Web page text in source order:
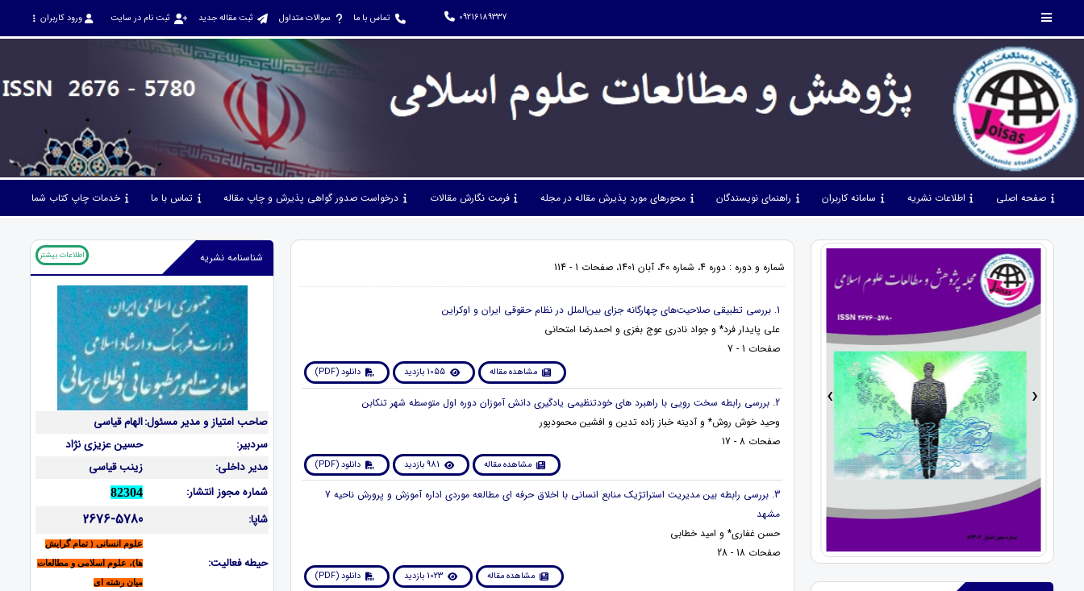
09216189337 تماس با ما سوالات متداول ثبت مقاله جدید ثبت نام در سایت ورود کاربران
صفحه اصلی اطلاعات نشریه سامانه کاربران راهنمای نویسندگان محورهای مورد پذیرش مقاله در مجله فرمت نگارش مقالات درخواست صدور گواهی پذیرش و چاپ مقاله تماس با ما خدمات چاپ کتاب شما
› ‹
شماره و دوره : دوره 4، شماره 40، آبان 1401، صفحات 1 - 114
1. بررسی تطبیقی صلاحیت‌های چهارگانه جزای بین‌الملل در نظام حقوقی ایران و اوکراین
علی پایدار فرد* و جواد نادری عوج بغزی و احمدرضا امتحانی
صفحات 1 - 7
مشاهده مقاله 1055 بازدید دانلود (PDF)
2. بررسی رابطه سخت رویی با راهبرد های خودتنظیمی یادگیری دانش آموزان دوره اول متوسطه شهر تنکابن
وحید خوش روش* و آدینه خباز زاده تدین و افشین محمودپور
صفحات 8 - 17
مشاهده مقاله 981 بازدید دانلود (PDF)
3. بررسی رابطه بین مدیریت استراتژیک منابع انسانی با اخلاق حرفه ای مطالعه موردی اداره آموزش و پرورش ناحیه 7
مشهد
حسن غفاری* و امید خطابی
صفحات 18 - 28
مشاهده مقاله 1023 بازدید دانلود (PDF)
شناسنامه نشریه اطلاعات بیشتر
صاحب امتیاز و مدیر مسئول:الهام قیاسی
سردبیر:
حسین عزیزی نژاد
مدیر داخلی:
زینب قیاسی
شماره مجوز انتشار:
82304
شاپا: 2676-5780
حیطه فعالیت:
علوم انسانی ( تمام گرایش
ها)، علوم اسلامی و مطالعات
میان رشته ای